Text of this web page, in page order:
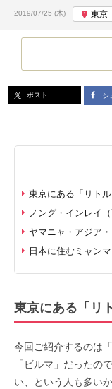
投稿日:
2019/07/25 (木) 東京
ポスト シ
東京にある「リト
ノング・インレイ（
ヤマニャ・アジア
日本に住むミャン
東京にある「リ
今回ご紹介するのは
「ビルマ」だったの
い、という人も多い